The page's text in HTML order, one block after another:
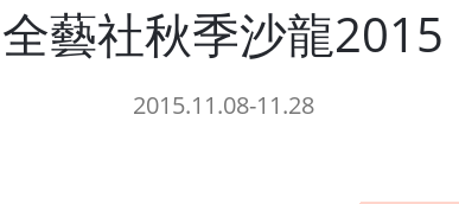
全藝社秋季沙龍2015
2015.11.08-11.28